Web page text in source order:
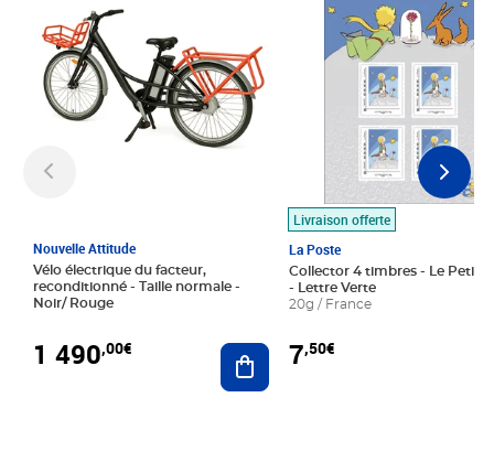
Nouvelle Attitude
Vélo électrique du facteur,
reconditionné - Taille normale -
Noir/ Rouge
1 490,00€ Ajouter au panier
Livraison offerte
La Poste
Collector 4 timbres - Le Petit
- Lettre Verte
20g / France
7,50€